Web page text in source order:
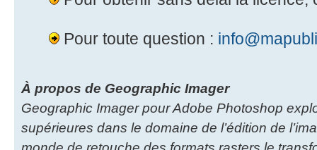
Pour toute question :
À propos de Geographic Imager
Geographic Imager pour Adobe Photoshop
supérieures dans le domaine de l’édition de